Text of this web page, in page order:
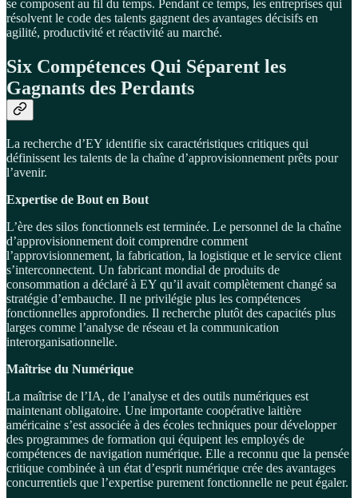
se composent au fil du temps. Pendant ce temps, les entreprises qui
résolvent le code des talents gagnent des avantages décisifs en
agilité, productivité et réactivité au marché.
Six Compétences Qui Séparent les
Gagnants des Perdants
La recherche d’EY identifie six caractéristiques critiques qui
définissent les talents de la chaîne d’approvisionnement prêts pour
l’avenir.
Expertise de Bout en Bout
L’ère des silos fonctionnels est terminée. Le personnel de la chaîne
d’approvisionnement doit comprendre comment
l’approvisionnement, la fabrication, la logistique et le service client
s’interconnectent. Un fabricant mondial de produits de
consommation a déclaré à EY qu’il avait complètement changé sa
stratégie d’embauche. Il ne privilégie plus les compétences
fonctionnelles approfondies. Il recherche plutôt des capacités plus
larges comme l’analyse de réseau et la communication
interorganisationnelle.
Maîtrise du Numérique
La maîtrise de l’IA, de l’analyse et des outils numériques est
maintenant obligatoire. Une importante coopérative laitière
américaine s’est associée à des écoles techniques pour développer
des programmes de formation qui équipent les employés de
compétences de navigation numérique. Elle a reconnu que la pensée
critique combinée à un état d’esprit numérique crée des avantages
concurrentiels que l’expertise purement fonctionnelle ne peut égaler.